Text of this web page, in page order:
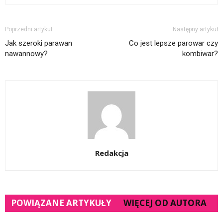
Poprzedni artykuł
Jak szeroki parawan
nawannowy?
Następny artykuł
Co jest lepsze parowar czy
kombiwar?
Redakcja
POWIĄZANE ARTYKUŁY WIĘCEJ OD AUTORA